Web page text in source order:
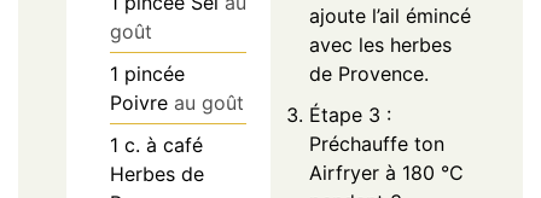
goût
1 pincée
Poivre au goût
1 c. à café
Herbes de
ajoute l’ail émincé
avec les herbes
de Provence.
Étape 3 :
Préchauffe ton
Airfryer à 180 °C